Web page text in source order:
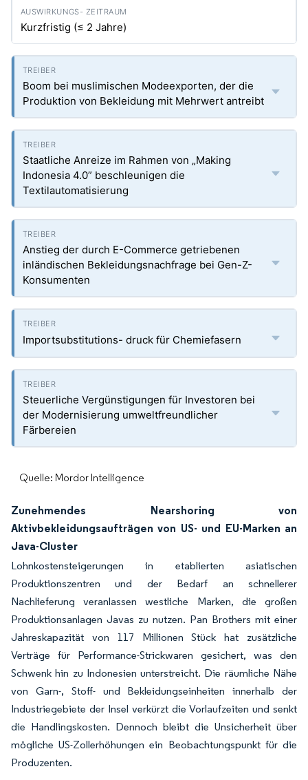
Kurzfristig (≤ 2 Jahre)
Boom bei muslimischen Modeexporten, der die
Produktion von Bekleidung mit Mehrwert antreibt
Staatliche Anreize im Rahmen von „Making
Indonesia 4.0” beschleunigen die
Textilautomatisierung
Anstieg der durch E-Commerce getriebenen
inländischen Bekleidungsnachfrage bei Gen-Z-
Konsumenten
Importsubstitutions- druck für Chemiefasern
Steuerliche Vergünstigungen für Investoren bei
der Modernisierung umweltfreundlicher
Färbereien
Quelle: Mordor Intelligence
Zunehmendes Nearshoring von
Aktivbekleidungsaufträgen von US- und EU-Marken an
Java-Cluster
Lohnkostensteigerungen in etablierten asiatischen
Produktionszentren und der Bedarf an schnellerer
Nachlieferung veranlassen westliche Marken, die großen
Produktionsanlagen Javas zu nutzen. Pan Brothers mit einer
Jahreskapazität von 117 Millionen Stück hat zusätzliche
Verträge für Performance-Strickwaren gesichert, was den
Schwenk hin zu Indonesien unterstreicht. Die räumliche Nähe
von Garn-, Stoff- und Bekleidungseinheiten innerhalb der
Industriegebiete der Insel verkürzt die Vorlaufzeiten und senkt
die Handlingskosten. Dennoch bleibt die Unsicherheit über
mögliche US-Zollerhöhungen ein Beobachtungspunkt für die
Produzenten.